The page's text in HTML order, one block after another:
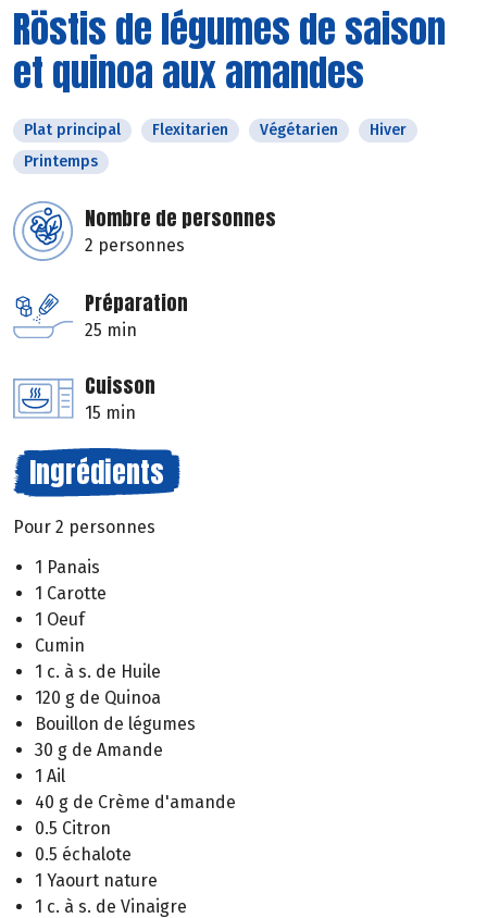
Röstis de légumes de saison
et quinoa aux amandes
Plat principal Flexitarien Végétarien
Hiver
Printemps
Nombre de personnes
2 personnes
Préparation
25 min
Cuisson
15 min
Ingrédients
Pour 2 personnes
1 Panais
1 Carotte
1 Oeuf
Cumin
1 c. à s. de Huile
120 g de Quinoa
Bouillon de légumes
30 g de Amande
1 Ail
40 g de Crème d'amande
0.5 Citron
0.5 échalote
1 Yaourt nature
1 c. à s. de Vinaigre